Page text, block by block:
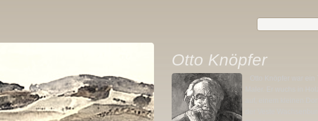
Otto Knöpfer